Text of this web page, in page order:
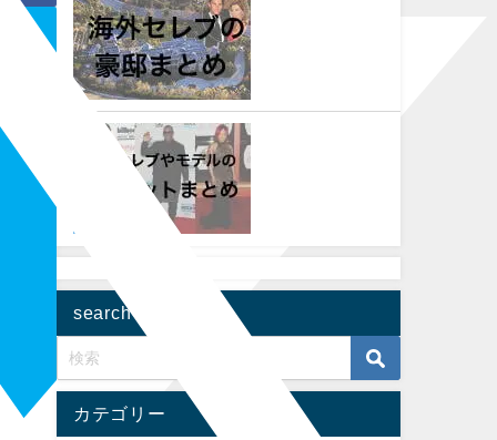
search
カテゴリー